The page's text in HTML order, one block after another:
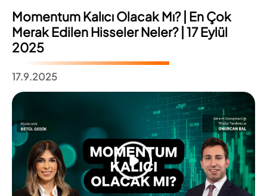
Momentum Kalıcı Olacak Mı? | En Çok
Merak Edilen Hisseler Neler? | 17 Eylül
2025
17.9.2025